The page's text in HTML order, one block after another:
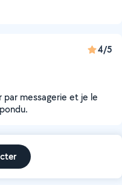
4/5
messagerie et je le